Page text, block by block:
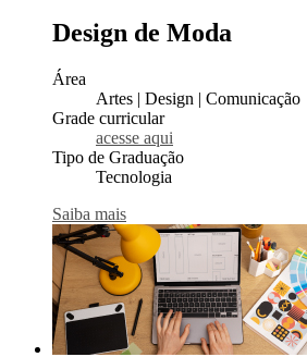
Design de Moda
Área
Artes | Design | Comunicação
Grade curricular
acesse aqui
Tipo de Graduação
Tecnologia
Saiba mais